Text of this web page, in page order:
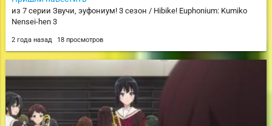
из 7 серии Звучи, эуфониум! 3 сезон / Hibike! Euphonium: Kumiko
Nensei-hen 3
2 года назад 18 просмотров